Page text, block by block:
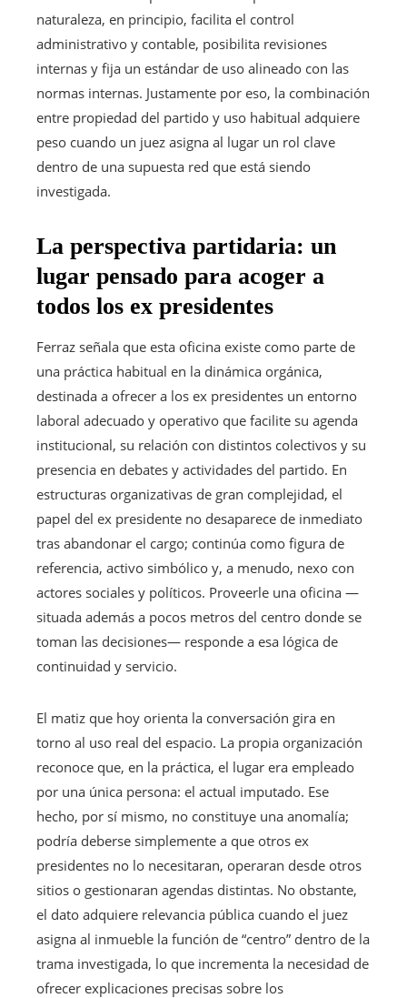
naturaleza, en principio, facilita el control
administrativo y contable, posibilita revisiones
internas y fija un estándar de uso alineado con las
normas internas. Justamente por eso, la combinación
entre propiedad del partido y uso habitual adquiere
peso cuando un juez asigna al lugar un rol clave
dentro de una supuesta red que está siendo
investigada.
La perspectiva partidaria: un
lugar pensado para acoger a
todos los ex presidentes
Ferraz señala que esta oficina existe como parte de
una práctica habitual en la dinámica orgánica,
destinada a ofrecer a los ex presidentes un entorno
laboral adecuado y operativo que facilite su agenda
institucional, su relación con distintos colectivos y su
presencia en debates y actividades del partido. En
estructuras organizativas de gran complejidad, el
papel del ex presidente no desaparece de inmediato
tras abandonar el cargo; continúa como figura de
referencia, activo simbólico y, a menudo, nexo con
actores sociales y políticos. Proveerle una oficina —
situada además a pocos metros del centro donde se
toman las decisiones— responde a esa lógica de
continuidad y servicio.
El matiz que hoy orienta la conversación gira en
torno al uso real del espacio. La propia organización
reconoce que, en la práctica, el lugar era empleado
por una única persona: el actual imputado. Ese
hecho, por sí mismo, no constituye una anomalía;
podría deberse simplemente a que otros ex
presidentes no lo necesitaran, operaran desde otros
sitios o gestionaran agendas distintas. No obstante,
el dato adquiere relevancia pública cuando el juez
asigna al inmueble la función de “centro” dentro de la
trama investigada, lo que incrementa la necesidad de
ofrecer explicaciones precisas sobre los